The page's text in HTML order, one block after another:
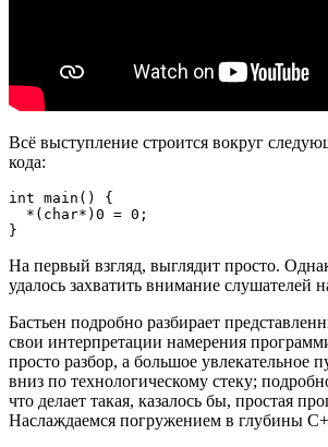
Всё выступление строится вокруг
кода:
int main() {
  *(char*)0 = 0;
}
На первый взгляд, выглядит просто.
удалось захватить внимание слушателей
Бастьен подробно разбирает
свои интерпретации намерения
просто разбор, а большое увлекательное
вниз по технологическому стеку;
что делает такая, казалось бы, простая
Наслаждаемся погружением в глубины